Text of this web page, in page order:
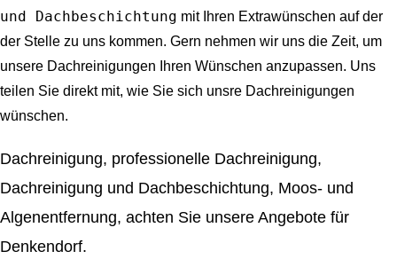
und Dachbeschichtung mit Ihren Extrawünschen auf der
der Stelle zu uns kommen. Gern nehmen wir uns die Zeit, um
unsere Dachreinigungen Ihren Wünschen anzupassen. Uns
teilen Sie direkt mit, wie Sie sich unsre Dachreinigungen
wünschen.
Dachreinigung, professionelle Dachreinigung,
Dachreinigung und Dachbeschichtung, Moos- und
Algenentfernung, achten Sie unsere Angebote für
Denkendorf.